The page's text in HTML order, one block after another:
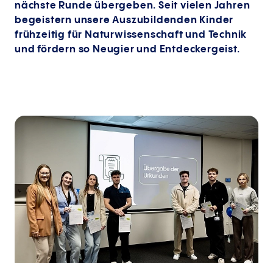
nächste Runde übergeben. Seit vielen Jahren
begeistern unsere Auszubildenden Kinder
frühzeitig für Naturwissenschaft und Technik
und fördern so Neugier und Entdeckergeist.